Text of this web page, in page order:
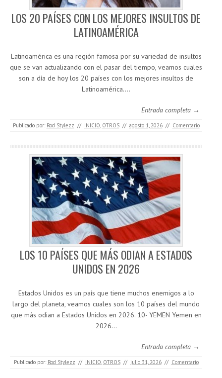
LOS 20 PAÍSES CON LOS MEJORES INSULTOS DE
LATINOAMÉRICA
Latinoamérica es una región famosa por su variedad de insultos
que se van actualizando con el pasar del tiempo, veamos cuales
son a día de hoy los 20 países con los mejores insultos de
Latinoamérica.…
Entrada completa →
Publicado por: Rod Stylezz // INICIO, OTROS // agosto 1, 2026 // Comentario
LOS 10 PAÍSES QUE MÁS ODIAN A ESTADOS
UNIDOS EN 2026
Estados Unidos es un país que tiene muchos enemigos a lo
largo del planeta, veamos cuales son los 10 países del mundo
que más odian a Estados Unidos en 2026. 10- YEMEN Yemen en
2026…
Entrada completa →
Publicado por: Rod Stylezz // INICIO, OTROS // julio 31, 2026 // Comentario